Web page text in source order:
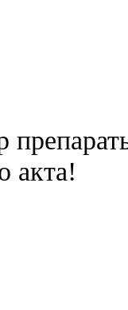
акта!